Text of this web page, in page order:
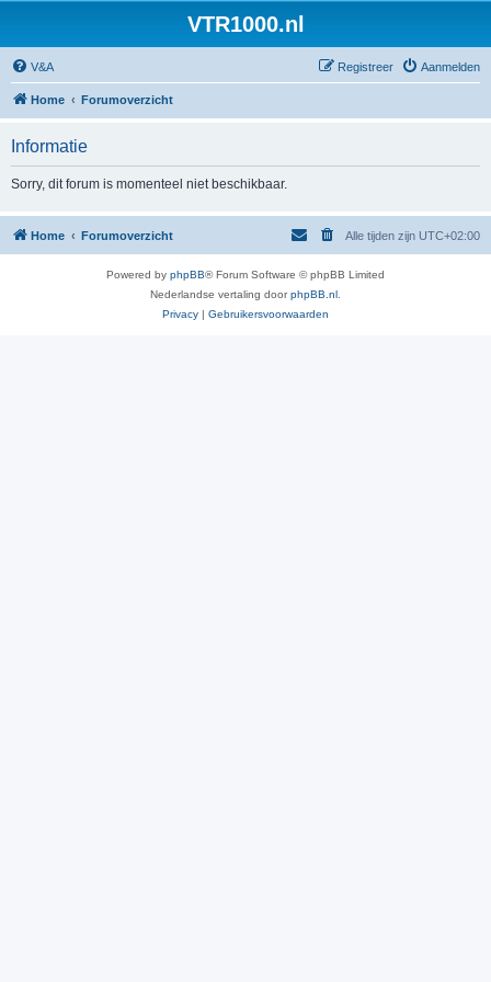
VTR1000.nl
V&A Aanmelden
Registreer
Home Forumoverzicht
Informatie
Sorry, dit forum is momenteel niet beschikbaar.
Home Forumoverzicht Alle tijden zijn UTC+02:00
Powered by phpBB® Forum Software © phpBB Limited
Nederlandse vertaling doorphpBB.nl
Privacy | Gebruikersvoorwaarden